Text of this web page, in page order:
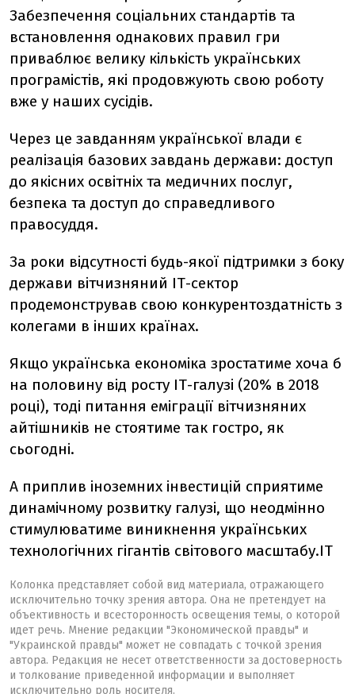
Забезпечення соціальних стандартів та
встановлення однакових правил гри
приваблює велику кількість українських
програмістів, які продовжують свою роботу
вже у наших сусідів.
Через це завданням української влади є
реалізація базових завдань держави: доступ
до якісних освітніх та медичних послуг,
безпека та доступ до справедливого
правосуддя.
За роки відсутності будь-якої підтримки з боку
держави вітчизняний ІТ-сектор
продемонстрував свою конкурентоздатність з
колегами в інших країнах.
Якщо українська економіка зростатиме хоча б
на половину від росту ІТ-галузі (20% в 2018
році), тоді питання еміграції вітчизняних
айтішників не стоятиме так гостро, як
сьогодні.
А приплив іноземних інвестицій сприятиме
динамічному розвитку галузі, що неодмінно
стимулюватиме виникнення українських
технологічних гігантів світового масштабу.IT
Колонка представляет собой вид материала, отражающего
исключительно точку зрения автора. Она не претендует на
объективность и всесторонность освещения темы, о которой
идет речь. Мнение редакции "Экономической правды" и
"Украинской правды" может не совпадать с точкой зрения
автора. Редакция не несет ответственности за достоверность
и толкование приведенной информации и выполняет
исключительно роль носителя.